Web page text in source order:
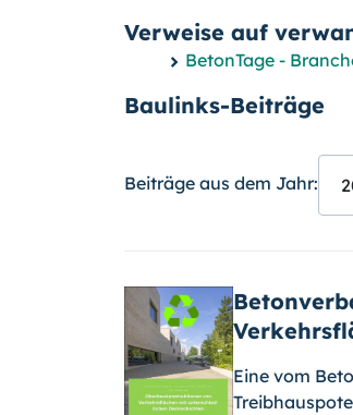
Verweise auf
BetonTage -
Baulinks-Beiträge
Beiträge aus dem Jahr:
Eine vom